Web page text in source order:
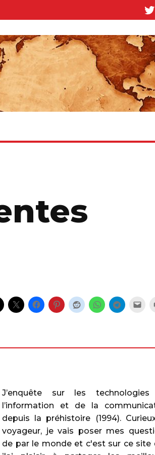
J’enquête sur les
l’information et de la
depuis la préhistoire (1994).
voyageur, je vais poser mes
de par le monde et c'est sur ce site